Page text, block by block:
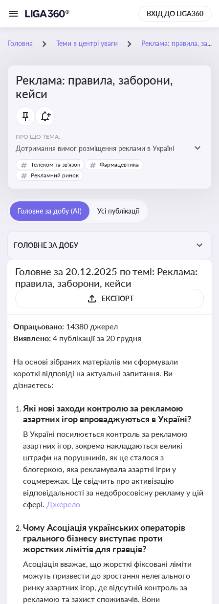
ВХІД ДО LIGA360
Головна Теми в центрі уваги Реклама: правила, заборони, кейси
Реклама: правила, заборони,
кейси
ПРО ЩО ТЕМА:
Дотримання вимог розміщення реклами в Україні
Телеком та зв'язок
Фармацевтика
Рекламний ринок
Головне за добу (AI) Усі публікації
ГОЛОВНЕ ЗА ДОБУ
Головне за 20.12.2025 по темі: Реклама:
правила, заборони, кейси
ЕКСПОРТ
Опрацьовано: 14380 джерел
Виявлено: 4 публікації за 20 грудня
На основі зібраних матеріалів ми сформували
короткі відповіді на актуальні запитання. Ви
дізнаєтесь:
Які нові заходи контролю за рекламою
азартних ігор впроваджуються в Україні?
В Україні посилюється контроль за рекламою
азартних ігор, зокрема накладаються великі
штрафи на порушників, як це сталося з
блогеркою, яка рекламувала азартні ігри у
соцмережах. Це свідчить про активізацію
відповідальності за недобросовісну рекламу у цій
сфері. Джерело
Чому Асоціація українських операторів
грального бізнесу виступає проти
жорстких лімітів для гравців?
Асоціація вважає, що жорсткі фіксовані ліміти
можуть призвести до зростання нелегального
ринку азартних ігор, де відсутній контроль за
рекламою та захист споживачів. Вони